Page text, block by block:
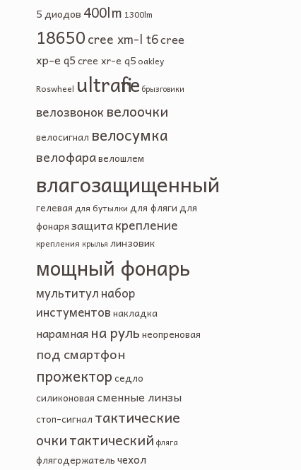
5 диодов 400lm 1300lm
18650cree xm-l t6cree
xp-e q5cree xr-e q5 oakley
Roswheel ultrafire брызговики
велозвоноквелоочки
велосигнал велосумка
велофаравелошлем
влагозащищенный
гелевая для бутылки для фляги для
фонаря защитакрепление
крепления крылья линзовик
мощный фонарь
мультитулнабор
инстументов накладка
нарамнаяна руль неопреновая
под смартфон
прожектор седло
силиконовая сменные линзы
стоп-сигнал тактические
очкитактический фляга
флягодержатель чехол